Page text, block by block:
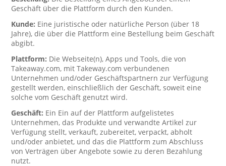
Geschäft über die Plattform durch den Kunden.
Kunde: Eine juristische oder natürliche Person (über 18
Jahre), die über die Plattform eine Bestellung beim Geschäft
abgibt.
Plattform: Die Webseite(n), Apps und Tools, die von
Takeaway.com, mit Takeway.com verbundenen
Unternehmen und/oder Geschäftspartnern zur Verfügung
gestellt werden, einschließlich der Geschäft, soweit eine
solche vom Geschäft genutzt wird.
Geschäft: Ein Ein auf der Plattform aufgelistetes
Unternehmen, das Produkte und verwandte Artikel zur
Verfügung stellt, verkauft, zubereitet, verpackt, abholt
und/oder anbietet, und das die Plattform zum Abschluss
von Verträgen über Angebote sowie zu deren Bezahlung
nutzt.